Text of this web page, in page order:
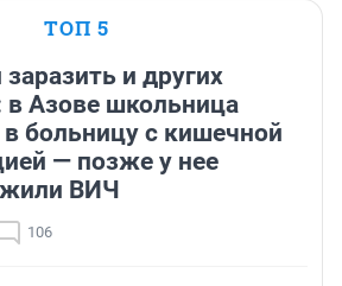
ТОП 5
и других
в Азове школьница
в больницу с кишечной
— позже у нее
ВИЧ
106